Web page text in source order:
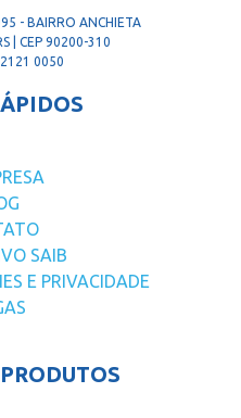
- BAIRRO ANCHIETA
| CEP 90200-310
0050
SAIB
E PRIVACIDADE